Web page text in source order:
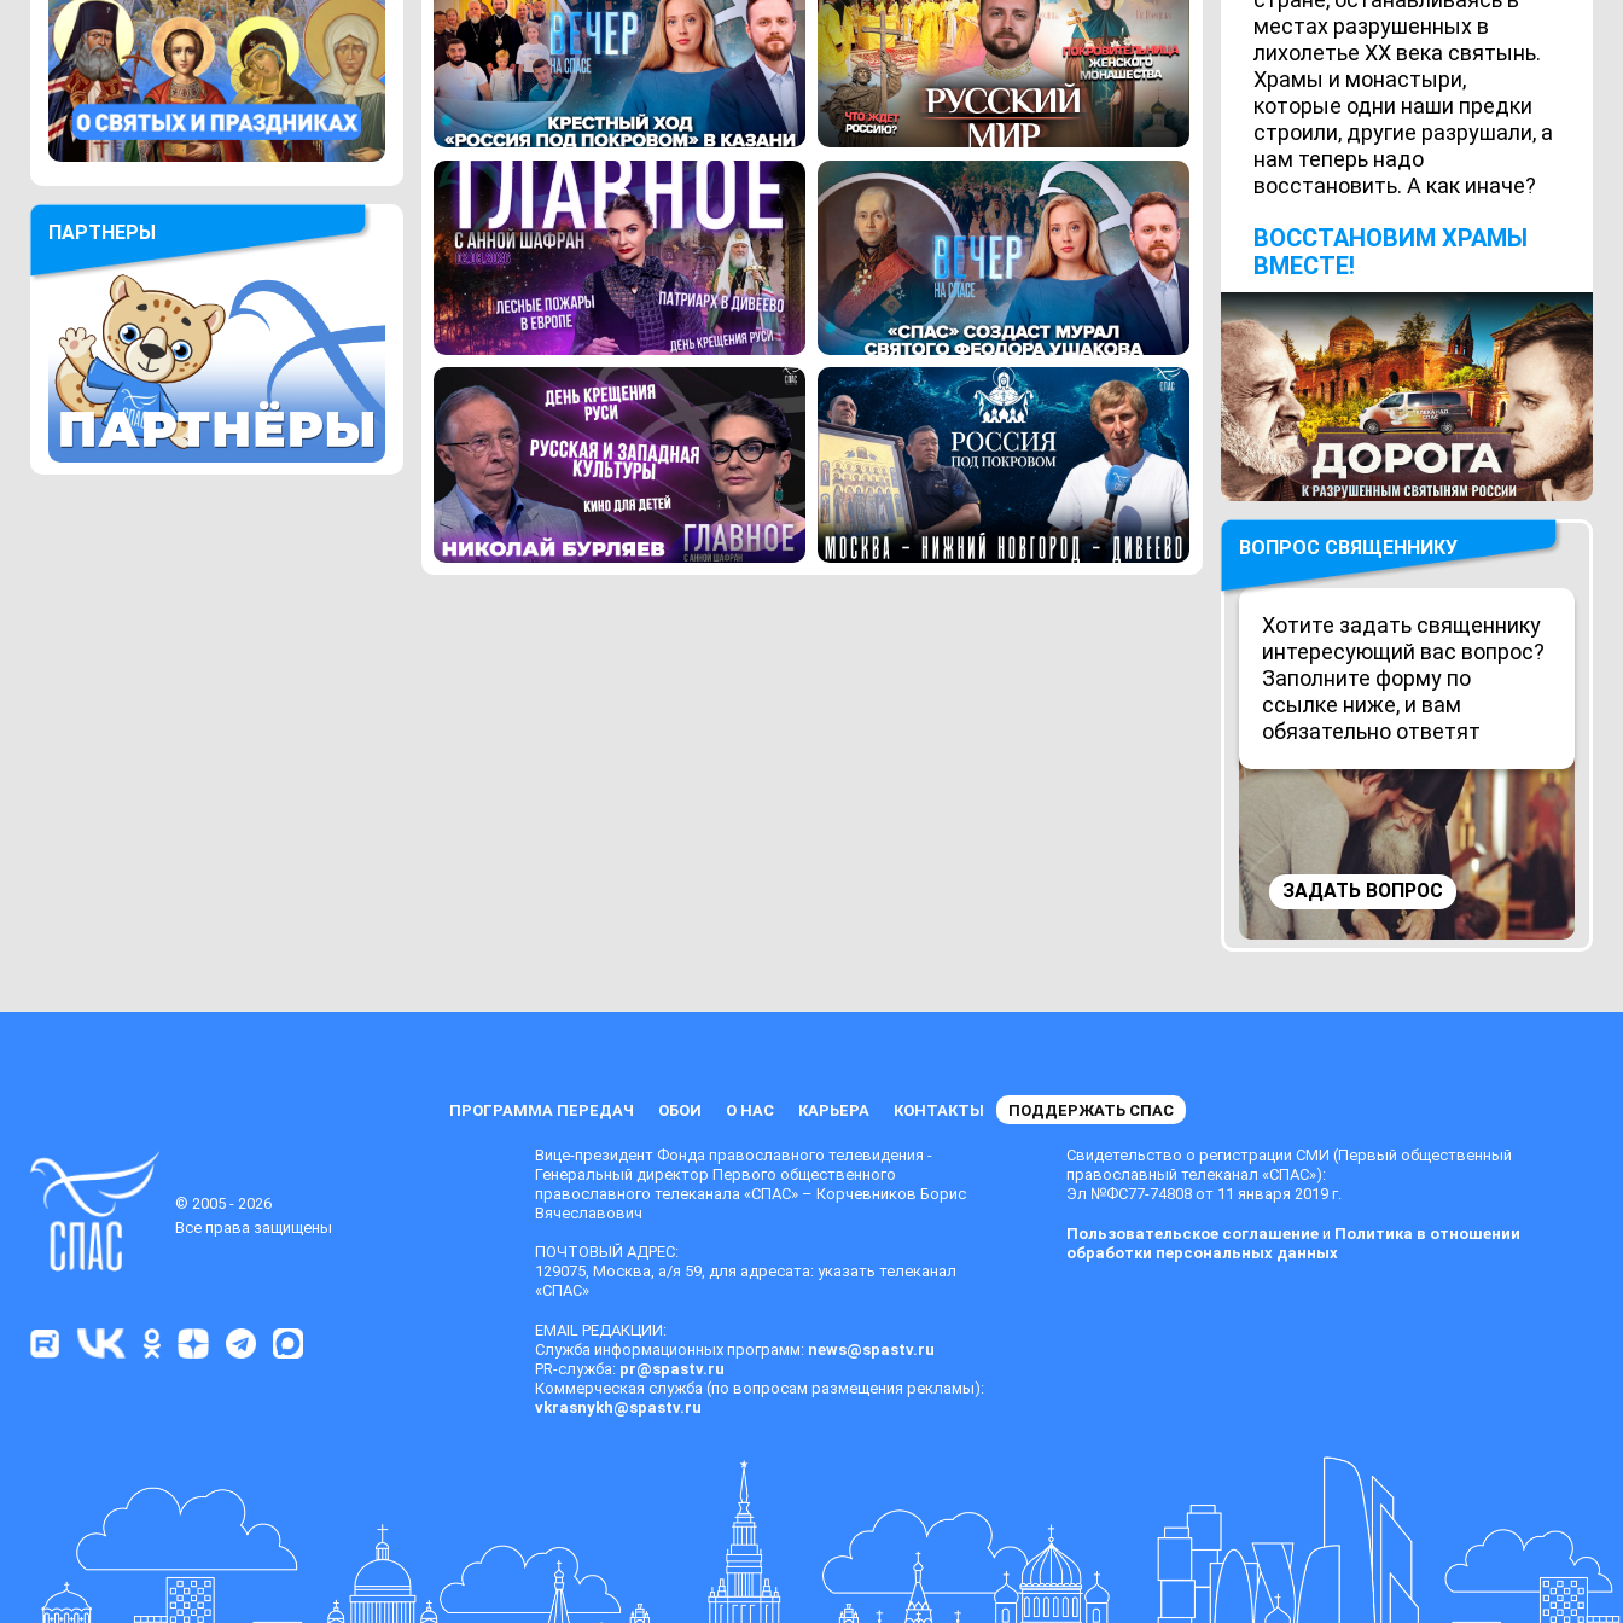
ПАРТНЕРЫ
местах разрушенных в
лихолетье ХХ века святынь.
Храмы и монастыри,
которые одни наши предки
строили, другие разрушали, а
нам теперь надо
восстановить. А как иначе?
ВОCСТАНОВИМ ХРАМЫ
ВМЕСТЕ!
ВОПРОС СВЯЩЕННИКУ
Хотите задать священнику
интересующий вас вопрос?
Заполните форму по
ссылке ниже, и вам
обязательно ответят
ЗАДАТЬ ВОПРОС
ПРОГРАММА ПЕРЕДАЧ ОБОИ О НАС КАРЬЕРА КОНТАКТЫ ПОДДЕРЖАТЬ СПАС
© 2005 - 2026
Все права защищены
Вице-президент Фонда православного телевидения -
Генеральный директор Первого общественного
православного телеканала «СПАС» – Корчевников Борис
Вячеславович
ПОЧТОВЫЙ АДРЕС:
129075, Москва, а/я 59, для адресата: указать телеканал
«СПАС»
EMAIL РЕДАКЦИИ:
Служба информационных программ: news@spastv.ru
PR-служба: pr@spastv.ru
Коммерческая служба (по вопросам размещения рекламы):
vkrasnykh@spastv.ru
Свидетельство о регистрации СМИ (Первый общественный
православный телеканал «СПАС»):
Эл №ФС77-74808 от 11 января 2019 г.
Пользовательское соглашениеи Политика в отношении
обработки персональных данных